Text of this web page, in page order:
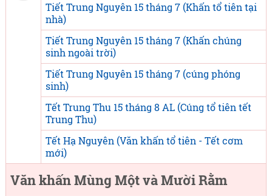
Tiết Trung Nguyên 15 tháng 7 (Khấn tổ tiên tại
nhà)
Tiết Trung Nguyên 15 tháng 7 (Khấn chúng
sinh ngoài trời)
Tiết Trung Nguyên 15 tháng 7 (cúng phóng
sinh)
Tết Trung Thu 15 tháng 8 AL (Cúng tổ tiên tết
Trung Thu)
Tết Hạ Nguyên (Văn khấn tổ tiên - Tết cơm
mới)
Văn khấn Mùng Một và Mười Rằm